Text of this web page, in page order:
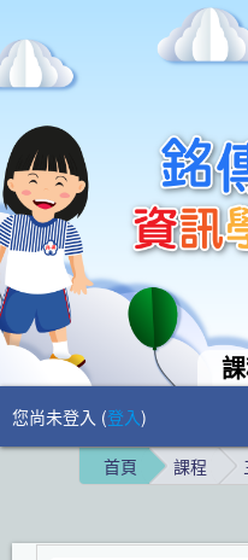
您尚未登入 (登入)
首頁 課程